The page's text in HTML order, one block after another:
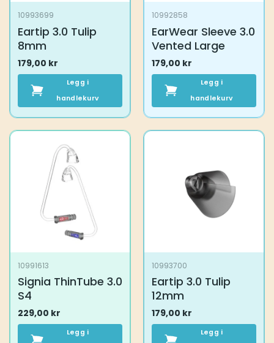
10993699
Eartip 3.0 Tulip
8mm
179,00 kr
Legg i
handlekurv
10992858
EarWear Sleeve 3.0
Vented Large
179,00 kr
Legg i
handlekurv
10991613
Signia ThinTube 3.0
S4
229,00 kr
Legg i
10993700
Eartip 3.0 Tulip
12mm
179,00 kr
Legg i